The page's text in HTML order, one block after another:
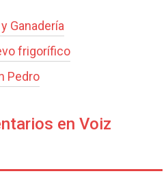
Ganadería
frigorífico
Pedro
en Voiz